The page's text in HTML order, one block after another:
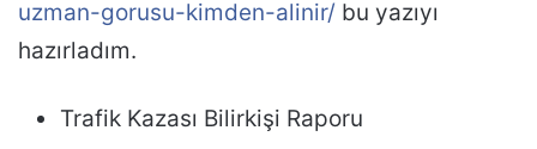
uzman-gorusu-kimden-alinir/ bu yazıyı
hazırladım.
Trafik Kazası Bilirkişi Raporu